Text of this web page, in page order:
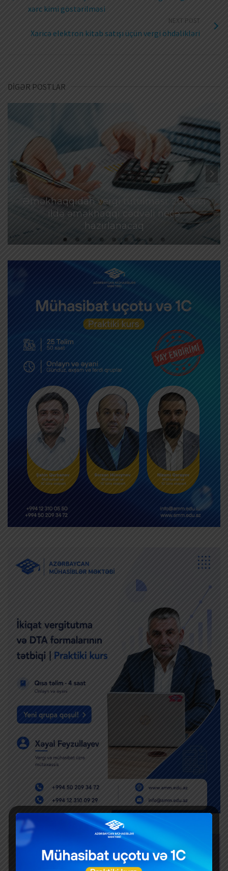
xərc kimi göstərilməsi
NEXT POST
Xaricə elektron kitab satışı üçün vergi öhdəlikləri
DİGƏR POSTLAR
Əməkhaqqıdan vergi tutulması: 2026-cı
ildə əməkhaqqı cədvəli necə
hazırlanacaq